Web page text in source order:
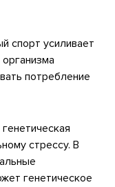
спорт усиливает
потребление
стрессу. В
генетическое